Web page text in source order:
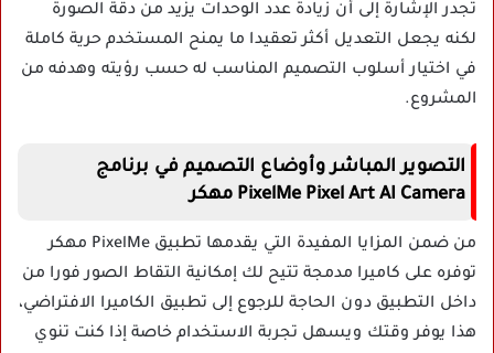
تجدر الإشارة إلى أن زيادة عدد الوحدات يزيد من دقة الصورة
لكنه يجعل التعديل أكثر تعقيدا ما يمنح المستخدم حرية كاملة
في اختيار أسلوب التصميم المناسب له حسب رؤيته وهدفه من
المشروع.
التصوير المباشر وأوضاع التصميم في برنامج
PixelMe Pixel Art AI Camera مهكر
من ضمن المزايا المفيدة التي يقدمها تطبيق PixelMe مهكر
توفره على كاميرا مدمجة تتيح لك إمكانية التقاط الصور فورا من
داخل التطبيق دون الحاجة للرجوع إلى تطبيق الكاميرا الافتراضي،
هذا يوفر وقتك ويسهل تجربة الاستخدام خاصة إذا كنت تنوي